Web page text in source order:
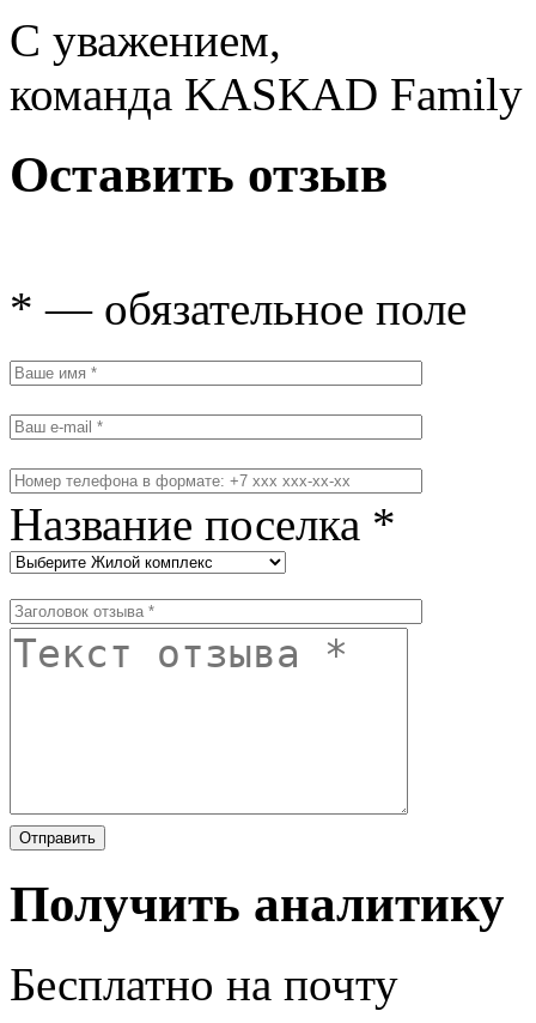
С уважением,
команда KASKAD Family
Оставить отзыв
* — обязательное поле
Название поселка *
Получить аналитику
Бесплатно на почту